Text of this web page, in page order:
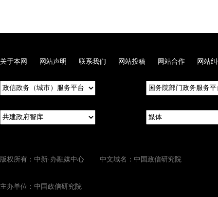
关于本网 网站声明 联系我们 网站投稿 网站合作 网站
版权所有：中新·办融媒中心 中文域名：中国政信研究院
主办单位：中国政信研究院